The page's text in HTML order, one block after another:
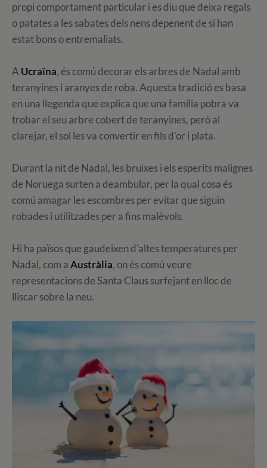
propi comportament particular i es diu que deixa regals
o patates a les sabates dels nens depenent de si han
estat bons o entremaliats.
AUcraïna, és comú decorar els arbres de Nadal amb
teranyines i aranyes de roba. Aquesta tradició es basa
en una llegenda que explica que una família pobra va
trobar el seu arbre cobert de teranyines, però al
clarejar, el sol les va convertir en fils d'or i plata.
Durant la nit de Nadal, les bruixes i els esperits malignes
de Noruega surten a deambular, per la qual cosa és
comú amagar les escombres per evitar que siguin
robades i utilitzades per a fins malèvols.
Hi ha països que gaudeixen d'altes temperatures per
Nadal, com aAustràlia, on és comú veure
representacions de Santa Claus surfejant en lloc de
lliscar sobre la neu.